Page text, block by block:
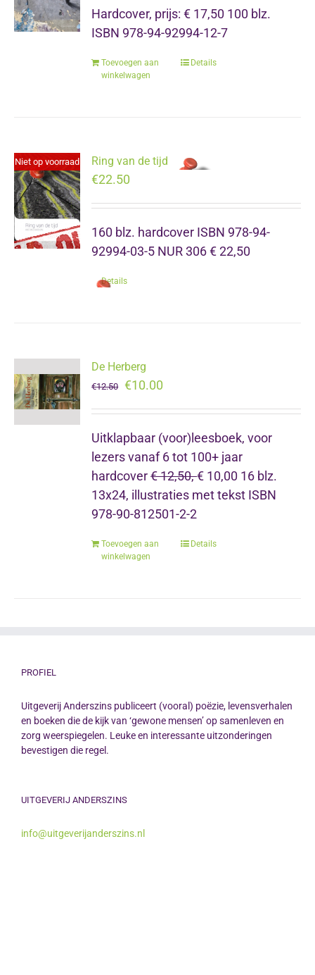
Hardcover, prijs: € 17,50 100 blz.
ISBN 978-94-92994-12-7
Toevoegen aan
winkelwagen
Details
Niet op voorraad Ring van de tijd
€22.50
160 blz. hardcover ISBN 978-94-
92994-03-5 NUR 306 € 22,50
Details
De Herberg
€12.50 Oorspronkelijke
€12.50.
€10.00
€10.00.
Uitklapbaar (voor)leesboek,voor
lezers vanaf 6 tot 100+ jaar
hardcover€ 12,50,€ 10,00 16 blz.
13x24, illustraties met tekst ISBN
978-90-812501-2-2
Toevoegen aan
winkelwagen
Details
PROFIEL
Uitgeverij Anderszins publiceert (vooral) poëzie, levensverhalen
en boeken die de kijk van ‘gewone mensen’ op samenleven en
zorg weerspiegelen. Leuke en interessante uitzonderingen
bevestigen die regel.
UITGEVERIJ ANDERSZINS
info@uitgeverijanderszins.nl